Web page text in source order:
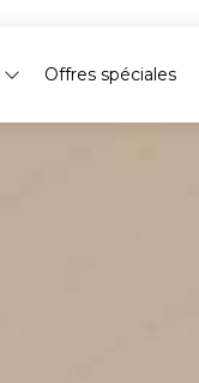
Offres spéciales